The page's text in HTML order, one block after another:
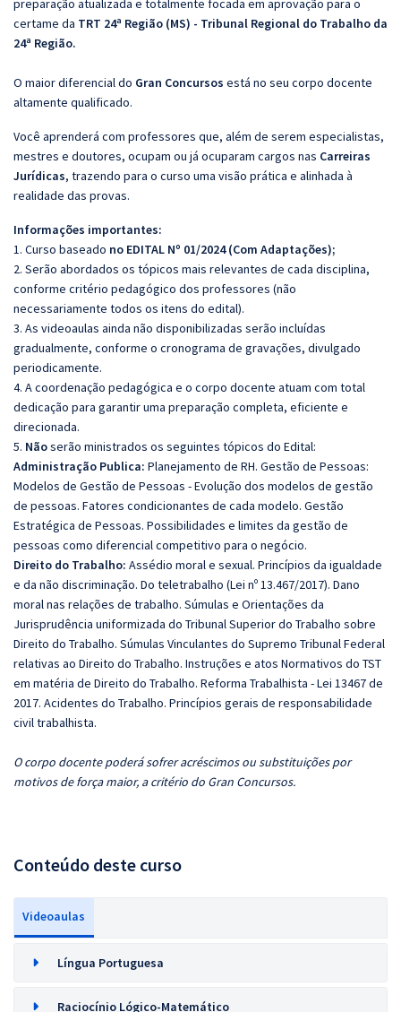
preparação atualizada e totalmente focada em aprovação para o
certame da TRT 24ª Região (MS) - Tribunal Regional do Trabalho da
24ª Região.
O maior diferencial do Gran Concursos está no seu corpo docente
altamente qualificado.
Você aprenderá com professores que, além de serem especialistas,
mestres e doutores, ocupam ou já ocuparam cargos nas Carreiras
Jurídicas, trazendo para o curso uma visão prática e alinhada à
realidade das provas.
Informações importantes:
1. Curso baseado no EDITAL Nº 01/2024 (Com Adaptações);
2. Serão abordados os tópicos mais relevantes de cada disciplina,
conforme critério pedagógico dos professores (não
necessariamente todos os itens do edital).
3. As videoaulas ainda não disponibilizadas serão incluídas
gradualmente, conforme o cronograma de gravações, divulgado
periodicamente.
4. A coordenação pedagógica e o corpo docente atuam com total
dedicação para garantir uma preparação completa, eficiente e
direcionada.
5. Nãoserão ministrados os seguintes tópicos do Edital:
Administração Publica: Planejamento de RH. Gestão de Pessoas:
Modelos de Gestão de Pessoas - Evolução dos modelos de gestão
de pessoas. Fatores condicionantes de cada modelo. Gestão
Estratégica de Pessoas. Possibilidades e limites da gestão de
pessoas como diferencial competitivo para o negócio.
Direito do Trabalho: Assédio moral e sexual. Princípios da igualdade
e da não discriminação. Do teletrabalho (Lei nº 13.467/2017). Dano
moral nas relações de trabalho. Súmulas e Orientações da
Jurisprudência uniformizada do Tribunal Superior do Trabalho sobre
Direito do Trabalho. Súmulas Vinculantes do Supremo Tribunal Federal
relativas ao Direito do Trabalho. Instruções e atos Normativos do TST
em matéria de Direito do Trabalho. Reforma Trabalhista - Lei 13467 de
2017. Acidentes do Trabalho. Princípios gerais de responsabilidade
civil trabalhista.
O corpo docente poderá sofrer acréscimos ou substituições por
motivos de força maior, a critério do Gran Concursos.
Conteúdo deste curso
Videoaulas
Língua Portuguesa
Raciocínio Lógico-Matemático